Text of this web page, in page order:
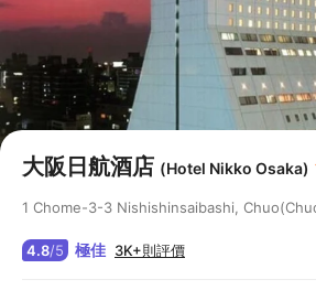
大阪日航酒店 (Hotel Nikko Osaka)
1 Chome-3-3 Nishishinsaibashi,
4.8/5 極佳 3K+則評價